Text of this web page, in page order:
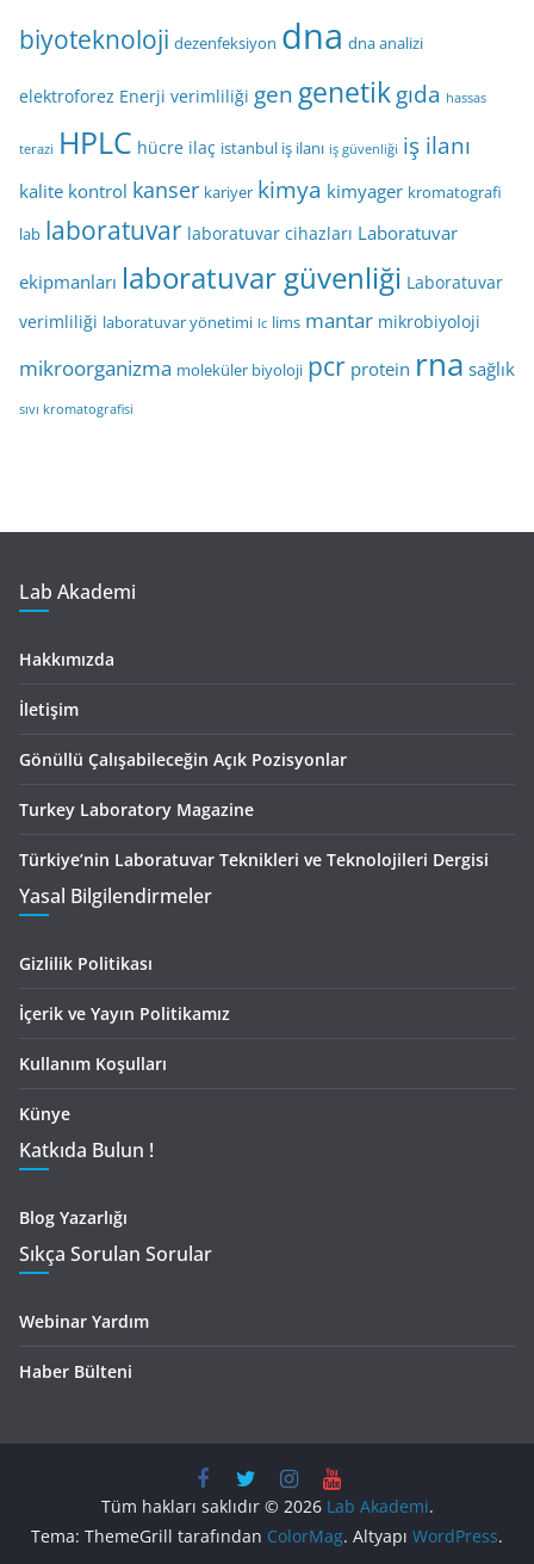
biyoteknoloji dezenfeksiyon dna dna analizi
elektroforez Enerji verimliliği gen genetikgıda hassas
terazi HPLC hücre ilaç istanbul iş ilanı iş güvenliği iş ilanı
kalite kontrol kanser kariyer kimya kimyager kromatografi
lab laboratuvar laboratuvar cihazları Laboratuvar
ekipmanları laboratuvar güvenliği Laboratuvar
verimliliği laboratuvar yönetimi lc lims mantar mikrobiyoloji
mikroorganizma moleküler biyoloji pcr protein rna sağlık
sıvı kromatografisi
Lab Akademi
Hakkımızda
İletişim
Gönüllü Çalışabileceğin Açık Pozisyonlar
Turkey Laboratory Magazine
Türkiye’nin Laboratuvar Teknikleri ve Teknolojileri Dergisi
Yasal Bilgilendirmeler
Gizlilik Politikası
İçerik ve Yayın Politikamız
Kullanım Koşulları
Künye
Katkıda Bulun !
Blog Yazarlığı
Sıkça Sorulan Sorular
Webinar Yardım
Haber Bülteni
Tüm hakları saklıdır © 2026 Lab Akademi.
Tema: ThemeGrill tarafından ColorMag. Altyapı WordPress.